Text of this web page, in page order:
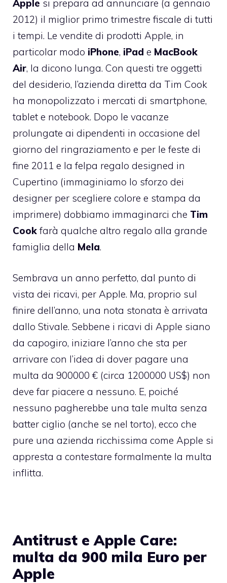
Apple si prepara ad annunciare (a gennaio
2012) il miglior primo trimestre fiscale di tutti
i tempi. Le vendite di prodotti Apple, in
particolar modo iPhone, iPad e MacBook
Air, la dicono lunga. Con questi tre oggetti
del desiderio, l’azienda diretta da Tim Cook
ha monopolizzato i mercati di smartphone,
tablet e notebook. Dopo le vacanze
prolungate ai dipendenti in occasione del
giorno del ringraziamento e per le feste di
fine 2011 e la felpa regalo designed in
Cupertino (immaginiamo lo sforzo dei
designer per scegliere colore e stampa da
imprimere) dobbiamo immaginarci che Tim
Cook farà qualche altro regalo alla grande
famiglia della Mela.
Sembrava un anno perfetto, dal punto di
vista dei ricavi, per Apple. Ma, proprio sul
finire dell’anno, una nota stonata è arrivata
dallo Stivale. Sebbene i ricavi di Apple siano
da capogiro, iniziare l’anno che sta per
arrivare con l’idea di dover pagare una
multa da 900000 € (circa 1200000 US$) non
deve far piacere a nessuno. E, poiché
nessuno pagherebbe una tale multa senza
batter ciglio (anche se nel torto), ecco che
pure una azienda ricchissima come Apple si
appresta a contestare formalmente la multa
inflitta.
Antitrust e Apple Care:
multa da 900 mila Euro per
Apple